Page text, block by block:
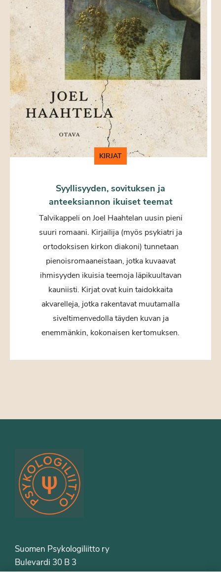
KIRJAT
Syyllisyyden, sovituksen ja
anteeksiannon ikuiset teemat
Talvikappeli on Joel Haahtelan uusin pieni
suuri romaani. Kirjailija (myös psykiatri ja
ortodoksisen kirkon diakoni) tunnetaan
pienoisromaaneistaan, jotka kuvaavat
ihmisyyden ikuisia teemoja läpikuultavan
kauniisti. Kirjat ovat kuin taidokkaita
akvarelleja, jotka rakentavat muutamalla
siveltimenvedolla täyden kuvan ja
enemmänkin, kokonaisen kertomuksen.
Suomen Psykologiliitto ry
Bulevardi 30 B 3